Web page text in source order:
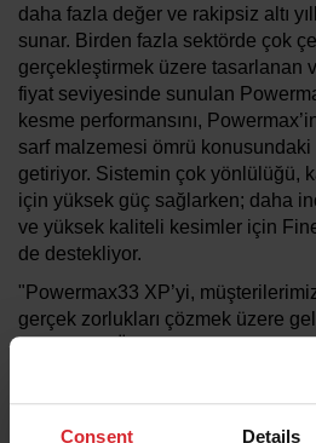
Consent Details
daha fazla değer ve rakipsiz altı
sunar. Birden fazla sektörde çok
gerçekleştirmek üzere tasarlanan
fiyat seviyesinde sunulan
kesme performansını,
sarf malzemesi ömrü konusundaki
getiriyor. Sistemin çok yönlülüğü,
için yüksek güç sağlarken; daha
ve yüksek kaliteli kesimler için
de destekliyor.
"Powermax33 XP’yi,
gerçek zorlukları çözmek üzere
devam etti: "Sistem; uzun ömür
ve hafif bir yapıda, profesyonel
sunuyor."